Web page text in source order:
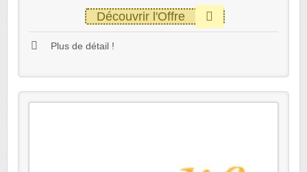
Découvrir l'Offre
Plus de détail !